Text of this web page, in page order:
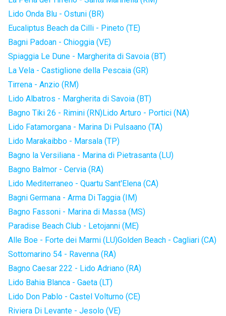
Lido Onda Blu - Ostuni (BR)
Eucaliptus Beach da Cilli - Pineto (TE)
Bagni Padoan - Chioggia (VE)
Spiaggia Le Dune - Margherita di Savoia (BT)
La Vela - Castiglione della Pescaia (GR)
Tirrena - Anzio (RM)
Lido Albatros - Margherita di Savoia (BT)
Bagno Tiki 26 - Rimini (RN)Lido Arturo - Portici (NA)
Lido Fatamorgana - Marina Di Pulsaano (TA)
Lido Marakaibbo - Marsala (TP)
Bagno la Versiliana - Marina di Pietrasanta (LU)
Bagno Balmor - Cervia (RA)
Lido Mediterraneo - Quartu Sant'Elena (CA)
Bagni Germana - Arma Di Taggia (IM)
Bagno Fassoni - Marina di Massa (MS)
Paradise Beach Club - Letojanni (ME)
Alle Boe - Forte dei Marmi (LU)Golden Beach - Cagliari (CA)
Sottomarino 54 - Ravenna (RA)
Bagno Caesar 222 - Lido Adriano (RA)
Lido Bahia Blanca - Gaeta (LT)
Lido Don Pablo - Castel Volturno (CE)
Riviera Di Levante - Jesolo (VE)